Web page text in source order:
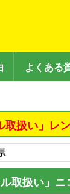
よくある
扱い」レ
取扱い」